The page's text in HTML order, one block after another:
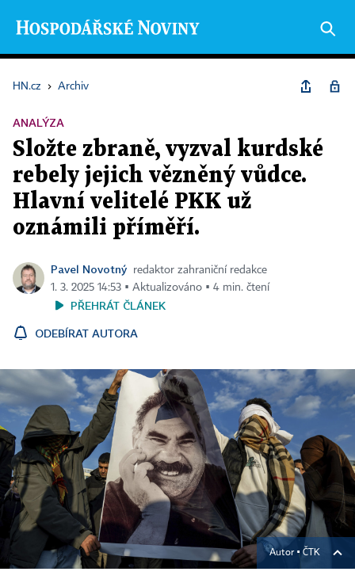
HN.cz › Archiv
ANALÝZA
Složte zbraně, vyzval kurdské
rebely jejich vězněný vůdce.
Hlavní velitelé PKK už
oznámili příměří.
Pavel Novotný
redaktor zahraniční redakce
1. 3. 2025 14:53 ▪ Aktualizováno ▪ 4 min. čtení
PŘEHRÁT ČLÁNEK
ODEBÍRAT AUTORA
Autor ▪ČTK